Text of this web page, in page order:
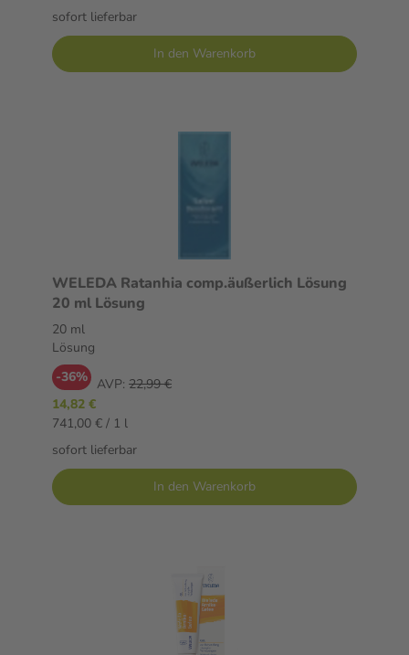
sofort lieferbar
In den Warenkorb
WELEDA Ratanhia comp.äußerlich Lösung
20 ml Lösung
20 ml
Lösung
-36% AVP: 22,99 €
14,82 €
741,00 € / 1 l
sofort lieferbar
In den Warenkorb